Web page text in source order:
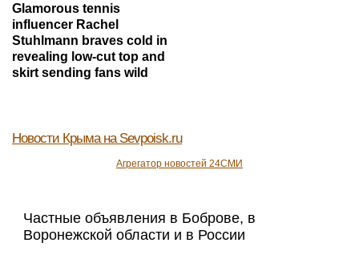
Glamorous tennis
influencer Rachel
Stuhlmann braves cold in
revealing low-cut top and
skirt sending fans wild
Новости Крыма на Sevpoisk.ru
Агрегатор новостей 24СМИ
Частные объявления в Боброве, в
Воронежской области и в России